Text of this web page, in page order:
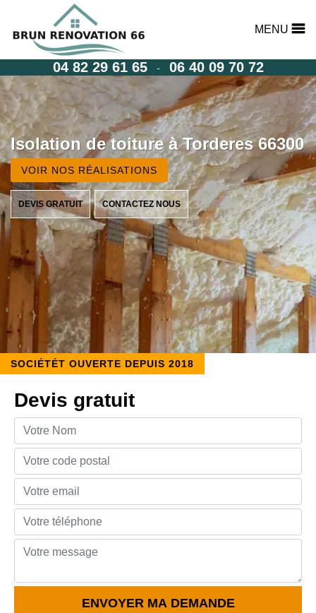
MENU
04 82 29 61 65 - 06 40 09 70 72
Isolation de toiture à Torderes 66300
VOIR NOS RÉALISATIONS
DEVIS GRATUIT CONTACTEZ NOUS
SOCIÉTÉT OUVERTE DEPUIS 2018
Devis gratuit